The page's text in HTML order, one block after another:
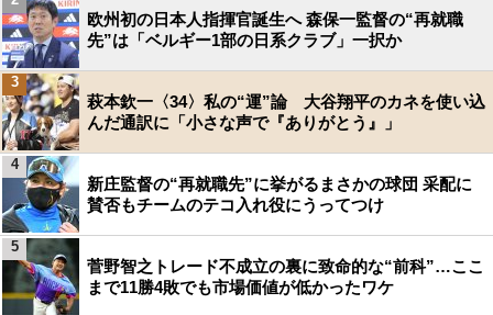
欧州初の日本人指揮官誕生へ 森保一監督の“再就職
先”は「ベルギー1部の日系クラブ」一択か
萩本欽一〈34〉私の“運”論 大谷翔平のカネを使い込
んだ通訳に「小さな声で『ありがとう』」
3
新庄監督の“再就職先”に挙がるまさかの球団 采配に
賛否もチームのテコ入れ役にうってつけ
4
菅野智之トレード不成立の裏に致命的な“前科”…ここ
まで11勝4敗でも市場価値が低かったワケ
5